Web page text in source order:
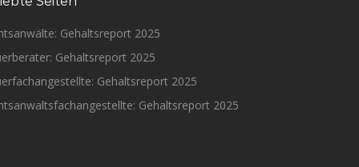
Gehaltsreport 2025
Gehaltsreport 2025
Gehaltsreport 2025
Gehaltsreport 2025